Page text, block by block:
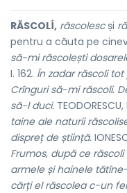
RĂSCOLÍ, răscolescși
pentru a căuta pe
să-mi răscolești
I. 162. În zadar răscoli tot
Crînguri să-mi răscoli.
să-l duci.
taine ale naturii
dispreț de știință.
Frumos, după ce răscoli
armele și hainele
cărți el răscolea c-un